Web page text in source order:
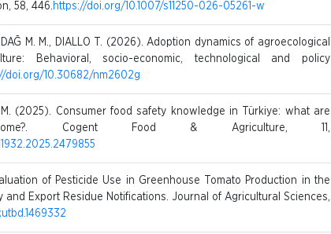
58, 446. https://doi.org/10.1007/s11250-026-05261-w
DAĞ M. M., DIALLO T. (2026). Adoption dynamics of agroecological
Behavioral, socio-economic, technological and policy
doi.org/10.30682/nm2602g
M. (2025). Consumer food safety knowledge in Türkiye: what are
Cogent Food & Agriculture, 11,
of Pesticide Use in Greenhouse Tomato Production in the
and Export Residue Notifications. Journal of Agricultural Sciences,